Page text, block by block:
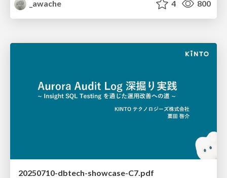
_awache 4 800
20250710-dbtech-showcase-C7.pdf